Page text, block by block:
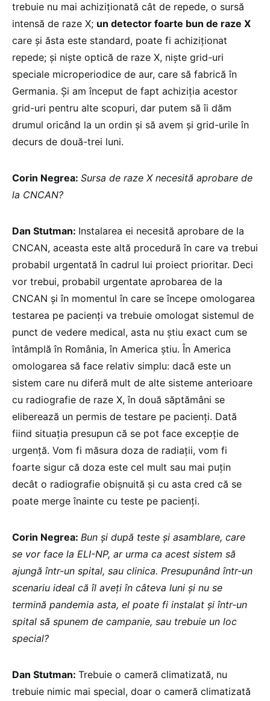
trebuie nu mai achiziționată cât de repede, o sursă
intensă de raze X; un detector foarte bun de raze X
care și ăsta este standard, poate fi achiziționat
repede; și niște optică de raze X, niște grid-uri
speciale microperiodice de aur, care să fabrică în
Germania. Și am început de fapt achiziția acestor
grid-uri pentru alte scopuri, dar putem să îi dăm
drumul oricând la un ordin și să avem și grid-urile în
decurs de două-trei luni.
Corin Negrea: Sursa de raze X necesită aprobare de
la CNCAN?
Dan Stutman: Instalarea ei necesită aprobare de la
CNCAN, aceasta este altă procedură în care va trebui
probabil urgentată în cadrul lui proiect prioritar. Deci
vor trebui, probabil urgentate aprobarea de la
CNCAN și în momentul în care se începe omologarea
testarea pe pacienți va trebuie omologat sistemul de
punct de vedere medical, asta nu știu exact cum se
întâmplă în România, în America știu. În America
omologarea să face relativ simplu: dacă este un
sistem care nu diferă mult de alte sisteme anterioare
cu radiografie de raze X, în două săptămâni se
eliberează un permis de testare pe pacienți. Dată
fiind situația presupun că se pot face excepție de
urgență. Vom fi măsura doza de radiații, vom fi
foarte sigur că doza este cel mult sau mai puțin
decât o radiografie obișnuită și cu asta cred că se
poate merge înainte cu teste pe pacienți.
Corin Negrea: Bun și după teste și asamblare, care
se vor face la ELI-NP, ar urma ca acest sistem să
ajungă într-un spital, sau clinica. Presupunând într-un
scenariu ideal că îl aveți în câteva luni și nu se
termină pandemia asta, el poate fi instalat și într-un
spital să spunem de campanie, sau trebuie un loc
special?
Dan Stutman: Trebuie o cameră climatizată, nu
trebuie nimic mai special, doar o cameră climatizată